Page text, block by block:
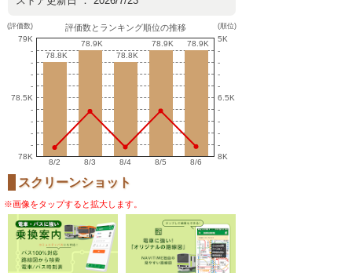
(評価数)
79K
-
-
-
-
78.5K
-
-
-
-
78K
評価数とランキング順位の推移
78.8K
78.8K
78.9K
78.9K
78.8K
78.8K
78.9K
78.9K 78.9K
78.9K
8/2 8/3 8/4 8/5 8/6
(順位)
5K
-
-
-
-
6.5K
-
-
-
-
8K
スクリーンショット
※画像をタップすると拡大します。